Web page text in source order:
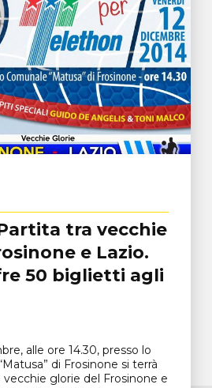
tra vecchie
e Lazio.
50 biglietti agli
alle ore 14.30, presso lo
di Frosinone si terrà
vecchie glorie del Frosinone e